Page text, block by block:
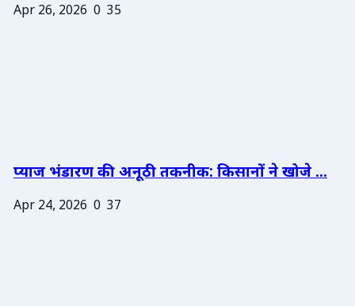
Apr 26, 2026 0 35
प्याज भंडारण की अनूठी तकनीक: किसानों ने खोजे ...
Apr 24, 2026 0 37